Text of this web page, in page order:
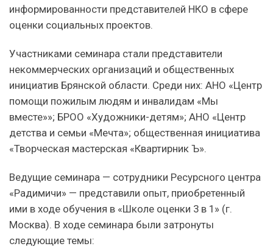
информированности представителей НКО в сфере
оценки социальных проектов.
Участниками семинара стали представители
некоммерческих организаций и общественных
инициатив Брянской области. Среди них: АНО «Центр
помощи пожилым людям и инвалидам «Мы
вместе»»; БРОО «Художники-детям»; АНО «Центр
детства и семьи «Мечта»; общественная инициатива
«Творческая мастерская «Квартирник Ъ».
Ведущие семинара — сотрудники Ресурсного центра
«Радимичи» — представили опыт, приобретенный
ими в ходе обучения в «Школе оценки 3 в 1» (г.
Москва). В ходе семинара были затронуты
следующие темы: